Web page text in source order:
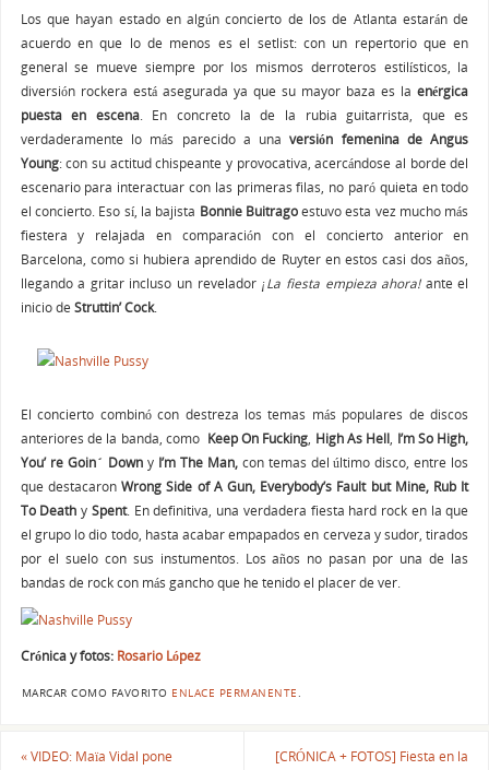
Los que hayan estado en algún concierto de los de Atlanta estarán de
acuerdo en que lo de menos es el setlist: con un repertorio que en
general se mueve siempre por los mismos derroteros estilísticos, la
diversión rockera está asegurada ya que su mayor baza es laenérgica
puesta en escena. En concreto la de la rubia guitarrista, que es
verdaderamente lo más parecido a unaversión femenina de Angus
Young: con su actitud chispeante y provocativa, acercándose al borde del
escenario para interactuar con las primeras filas, no paró quieta en todo
el concierto. Eso sí, la bajista Bonnie Buitragoestuvo esta vez mucho más
fiestera y relajada en comparación con el concierto anterior en
Barcelona, como si hubiera aprendido de Ruyter en estos casi dos años,
llegando a gritar incluso un revelador ¡La fiesta empieza ahora!ante el
inicio de Struttin’ Cock.
El concierto combinó con destreza los temas más populares de discos
anteriores de la banda, como Keep On Fucking High As Hell I’m So High,
You’ re Goin´ Down yI’m The Man, con temas del último disco, entre los
que destacaronWrong Side of A Gun, Everybody’s Fault but Mine, Rub It
To Death y Spent. En definitiva, una verdadera fiesta hard rock en la que
el grupo lo dio todo, hasta acabar empapados en cerveza y sudor, tirados
por el suelo con sus instumentos. Los años no pasan por una de las
bandas de rock con más gancho que he tenido el placer de ver.
Crónica y fotos: Rosario López
MARCAR COMO FAVORITO ENLACE PERMANENTE.
«VIDEO: Maïa Vidal pone
[CRÓNICA + FOTOS] Fiesta en la